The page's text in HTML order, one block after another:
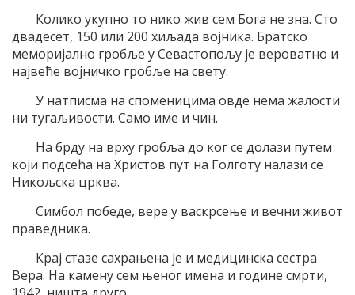
Колико укупно то нико жив сем Бога не зна. Сто
двадесет, 150 или 200 хиљада војника. Братско
меморијално гробље у Севастопољу је вероватно и
највеће војничко гробље на свету.
У натписма на споменицима овде нема жалости
ни тугаљивости. Само име и чин.
На брду на врху гробља до ког се долази путем
који подсећа на Христов пут на Голготу налази се
Никољска црква.
Симбол победе, вере у васкрсење и вечни живот
праведника.
Крај стазе сахрањена је и медицинска сестра
Вера. На камену сем њеног имена и године смрти,